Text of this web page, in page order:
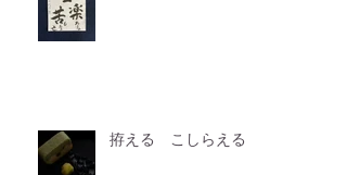
拵える こしらえる